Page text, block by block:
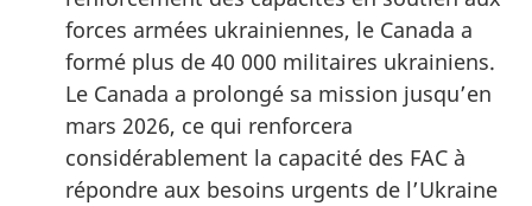
forces armées ukrainiennes, le Canada a
formé plus de 40 000 militaires ukrainiens.
Le Canada a prolongé sa mission jusqu’en
mars 2026, ce qui renforcera
considérablement la capacité des FAC à
répondre aux besoins urgents de l’Ukraine